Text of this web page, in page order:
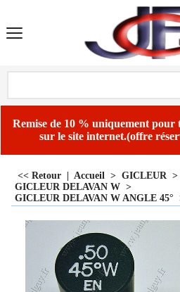
Remise de 10 % uniquement pour
sur le site internet.(offre
<< Retour Accueil > GICLEUR>
GICLEUR DELAVAN W >
GICLEUR DELAVAN W ANGLE 45°